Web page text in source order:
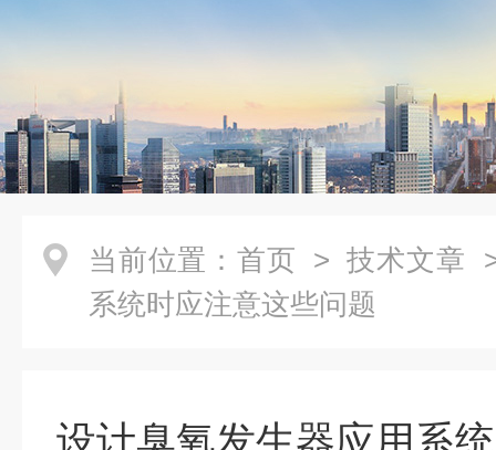
当前位置： 首页 > 技术文章
系统时应注意这些问题
设计臭氧发生器应用系